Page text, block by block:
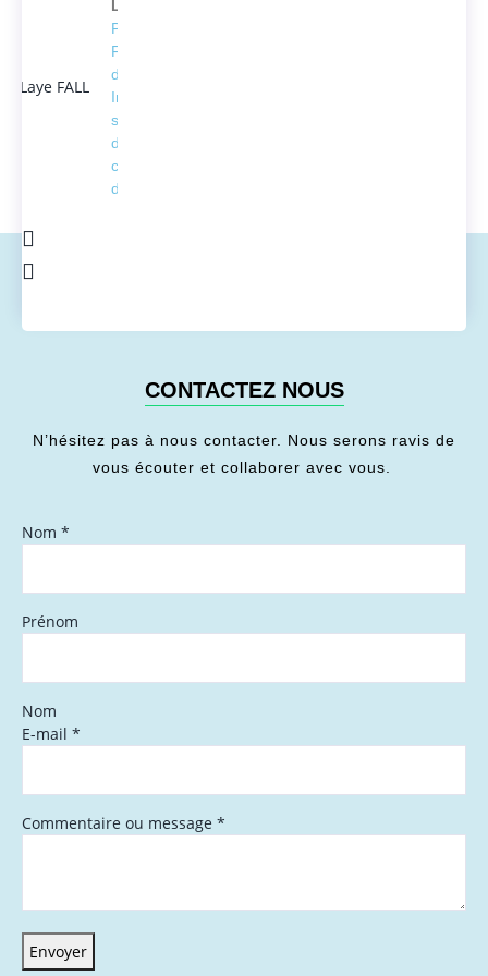
Laye FALL
Président
Fondateur
d'ACTEDUS,
Ingénieur
spécialisé
dans la
conversion
de l'énergie
CONTACTEZ NOUS
N’hésitez pas à nous contacter. Nous serons ravis de
vous écouter et collaborer avec vous.
Nom *
Prénom
Nom
E-mail *
Commentaire ou message *
Envoyer